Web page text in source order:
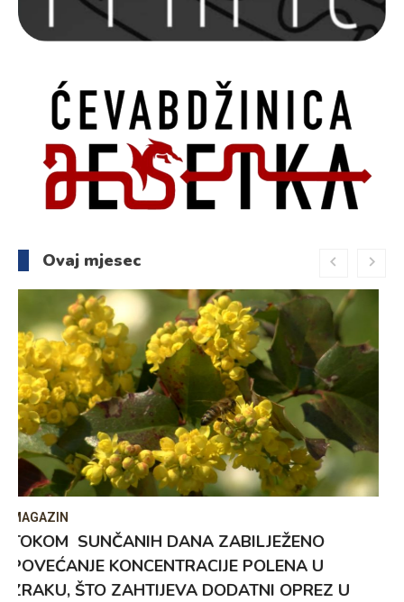
Ovaj mjesec
INFO
EDUKATIVNO-KREATIVNI CENTAR „TETA
PRIČALICA”: BEZ ŠKOLSKOG ZVONA, ALI UZ
MNOGO AKTIVNOSTI